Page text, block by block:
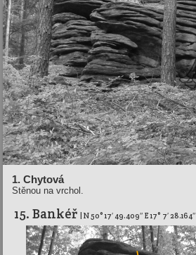
1. Chytová
Stěnou na vrchol.
15. Bankéř | N 50° 17′ 49.409″ E 17° 7′ 28.164″